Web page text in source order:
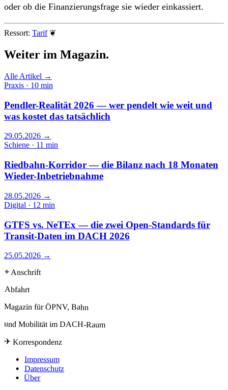
oder ob die Finanzierungsfrage sie wieder einkassiert.
Ressort: Tarif ❦
Weiter im Magazin.
Alle Artikel →
Praxis · 10 min
Pendler-Realität 2026 — wer pendelt wie weit und
was kostet das tatsächlich
29.05.2026 →
Schiene · 11 min
Riedbahn-Korridor — die Bilanz nach 18 Monaten
Wieder-Inbetriebnahme
28.05.2026 →
Digital · 12 min
GTFS vs. NeTEx — die zwei Open-Standards für
Transit-Daten im DACH 2026
25.05.2026 →
⌖ Anschrift
Abfahrt
Magazin für ÖPNV, Bahn
und Mobilität im DACH-Raum
✈ Korrespondenz
Impressum
Datenschutz
Über